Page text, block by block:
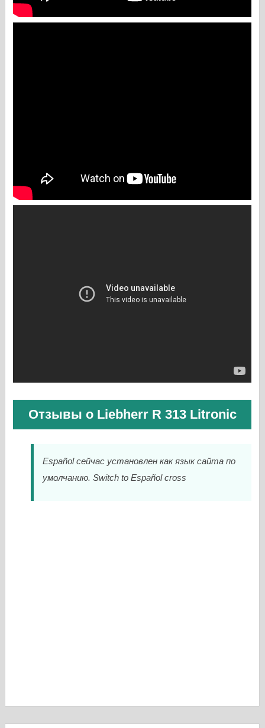
Отзывы о Liebherr R 313 Litronic
Español сейчас установлен как язык сайта по
умолчанию. Switch to Español cross